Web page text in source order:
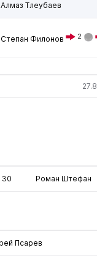
Алмаз Тлеубаев
Степан Филонов 2
27.8
30 Роман Штефан
Псарев